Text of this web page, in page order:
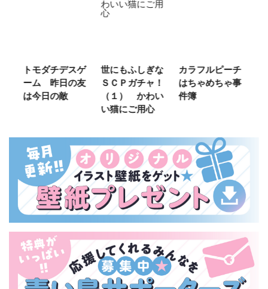
世にもふしぎな
ＳＣＰガチャ！
（１） かわい
カラフルピーチ
はちゃめちゃ事
件簿
長浜高校水族館
部！